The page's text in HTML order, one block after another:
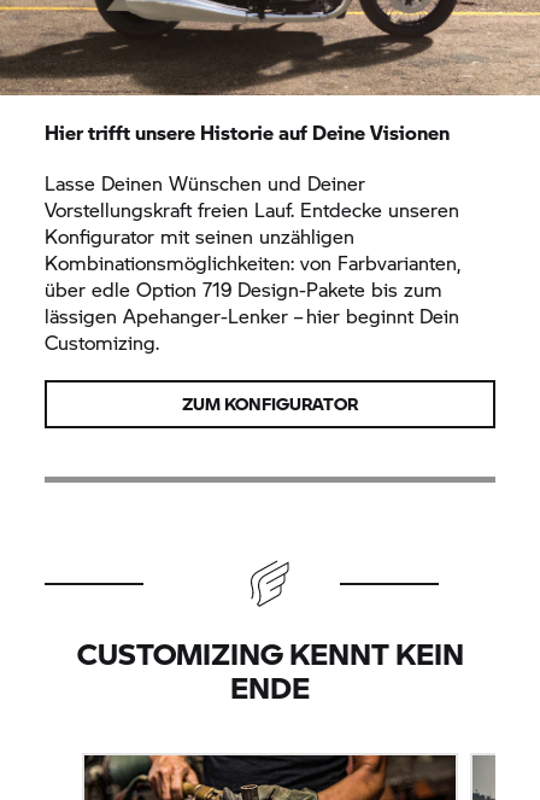
Hier trifft unsere Historie auf Deine Visionen
Lasse Deinen Wünschen und Deiner
Vorstellungskraft freien Lauf. Entdecke unseren
Konfigurator mit seinen unzähligen
Kombinationsmöglichkeiten: von Farbvarianten,
über edle Option 719 Design-Pakete bis zum
lässigen Apehanger-Lenker – hier beginnt Dein
Customizing.
ZUM KONFIGURATOR
CUSTOMIZING KENNT KEIN
ENDE